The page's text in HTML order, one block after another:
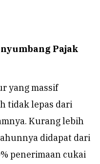
Pajak
yang massif
tidak lepas dari
Kurang lebih
didapat dari
penerimaan cukai